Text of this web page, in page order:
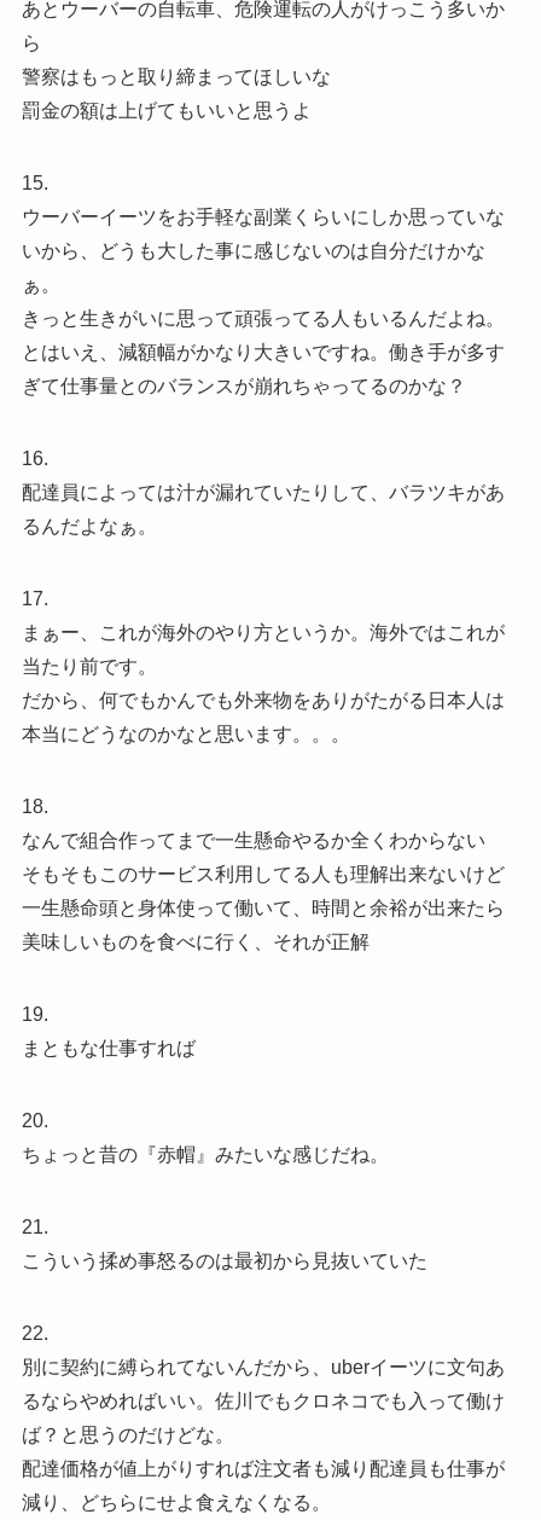
あとウーバーの自転車、危険運転の人がけっこう多いか
ら
警察はもっと取り締まってほしいな
罰金の額は上げてもいいと思うよ
15.
ウーバーイーツをお手軽な副業くらいにしか思っていな
いから、どうも大した事に感じないのは自分だけかな
ぁ。
きっと生きがいに思って頑張ってる人もいるんだよね。
とはいえ、減額幅がかなり大きいですね。働き手が多す
ぎて仕事量とのバランスが崩れちゃってるのかな？
16.
配達員によっては汁が漏れていたりして、バラツキがあ
るんだよなぁ。
17.
まぁー、これが海外のやり方というか。海外ではこれが
当たり前です。
だから、何でもかんでも外来物をありがたがる日本人は
本当にどうなのかなと思います。。。
18.
なんで組合作ってまで一生懸命やるか全くわからない
そもそもこのサービス利用してる人も理解出来ないけど
一生懸命頭と身体使って働いて、時間と余裕が出来たら
美味しいものを食べに行く、それが正解
19.
まともな仕事すれば
20.
ちょっと昔の『赤帽』みたいな感じだね。
21.
こういう揉め事怒るのは最初から見抜いていた
22.
別に契約に縛られてないんだから、uberイーツに文句あ
るならやめればいい。佐川でもクロネコでも入って働け
ば？と思うのだけどな。
配達価格が値上がりすれば注文者も減り配達員も仕事が
減り、どちらにせよ食えなくなる。